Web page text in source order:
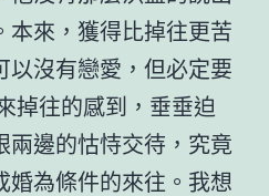
本來，獲得比掉往更苦
以沒有戀愛，但必定要
掉往的感到，垂垂迫
兩邊的怙恃交待，究竟
婚為條件的來往。我想